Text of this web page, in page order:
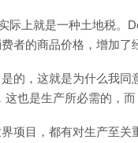
实际上就是一种土地税
者的商品价格，增加了
的，这就是为什么我
这也是生产所必需的，
项目，都有对生产至